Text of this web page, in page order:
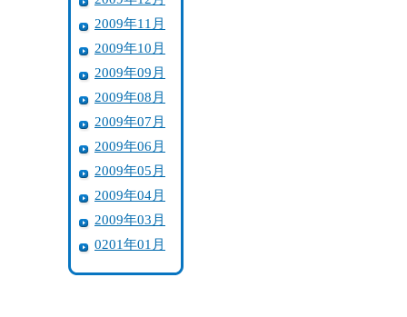
2009年11月
2009年10月
2009年09月
2009年08月
2009年07月
2009年06月
2009年05月
2009年04月
2009年03月
0201年01月